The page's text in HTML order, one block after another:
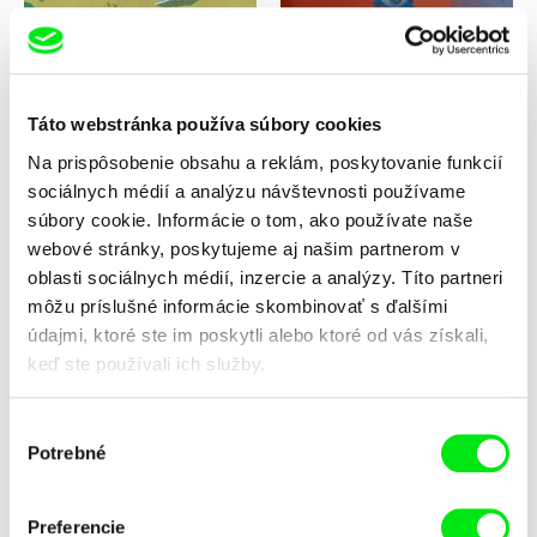
Táto webstránka používa súbory cookies
Na prispôsobenie obsahu a reklám, poskytovanie funkcií
sociálnych médií a analýzu návštevnosti používame
súbory cookie. Informácie o tom, ako používate naše
webové stránky, poskytujeme aj našim partnerom v
oblasti sociálnych médií, inzercie a analýzy. Títo partneri
môžu príslušné informácie skombinovať s ďalšími
údajmi, ktoré ste im poskytli alebo ktoré od vás získali,
keď ste používali ich služby.
súhlasu
Potrebné
Preferencie
Anne Larricq
Niečo sa stalo
Vladimír Pikalík
Neposlušné koliesko
Motýle v bruchu